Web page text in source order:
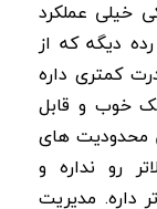
خیلی عملکرد
دیگه که از
کمتری داره
خوب و قابل
محدودیت های
رو نداره و
داره. مدیریت